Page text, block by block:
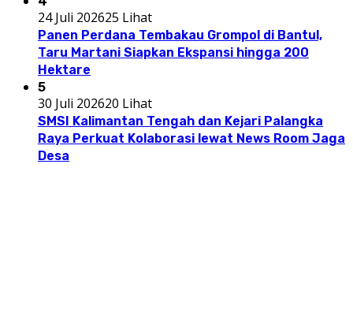
24 Juli 202625 Lihat
Panen Perdana Tembakau Grompol di Bantul,
Taru Martani Siapkan Ekspansi hingga 200
Hektare
5
30 Juli 202620 Lihat
SMSI Kalimantan Tengah dan Kejari Palangka
Raya Perkuat Kolaborasi lewat News Room Jaga
Desa